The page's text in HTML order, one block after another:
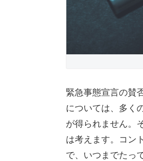
緊急事態宣言の賛
については、多く
が得られません。
は考えます。コン
で、いつまでたっ